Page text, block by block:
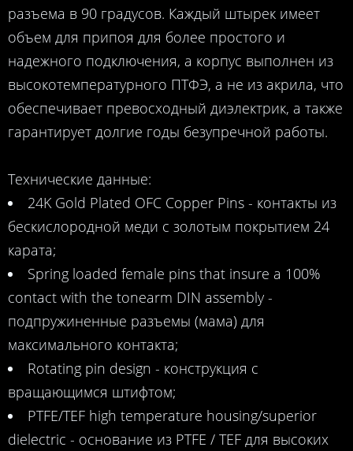
разъема в 90 градусов. Каждый штырек имеет
объем для припоя для более простого и
надежного подключения, а корпус выполнен из
высокотемпературного ПТФЭ, а не из акрила, что
обеспечивает превосходный диэлектрик, а также
гарантирует долгие годы безупречной работы.
​Технические данные:
24K Gold Plated OFC Copper Pins - контакты из
бескислородной меди с золотым покрытием 24
карата;
Spring loaded female pins that insure a 100%
contact with the tonearm DIN assembly -
подпружиненные разъемы (мама) для
максимального контакта;
Rotating pin design - конструкция с
вращающимся штифтом;
PTFE/TEF high temperature housing/superior
dielectric - основание из PTFE / TEF для высоких